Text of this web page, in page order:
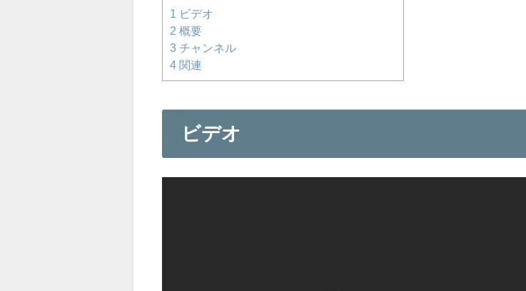
1
ビデオ
2 概要
3 チャンネル
4 関連
ビデオ